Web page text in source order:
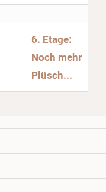
6. Etage:
Noch mehr
Plüsch...